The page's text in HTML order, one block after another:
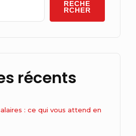
RECHE
RCHER
récents
: ce qui vous attend en